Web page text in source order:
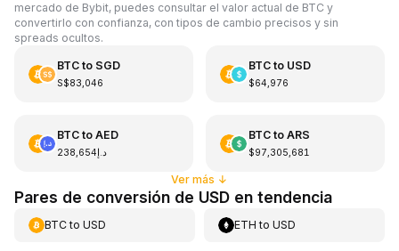
mercado de Bybit, puedes consultar el valor actual de BTC y
convertirlo con confianza, con tipos de cambio precisos y sin
spreads ocultos.
BTCto SGD
S$83,046
BTCto USD
$64,976
BTCto AED
د.إ238,654
BTCto ARS
$97,305,681
Ver más ↓
Pares de conversión de USD en tendencia
BTCto USD ETH toUSD